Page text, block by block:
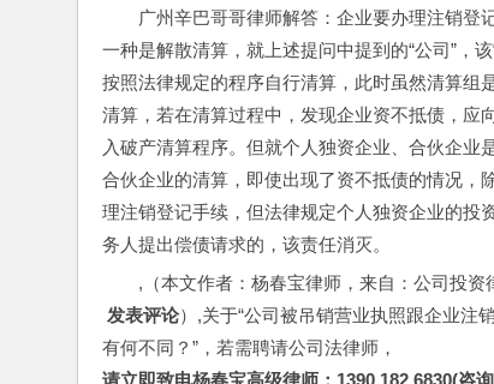
广州辛巴哥哥律师解答：企业要办理注销登
一种是解散清算，就上述提问中提到的“公司”，
按照法律规定的程序自行清算，此时虽然清算组
清算，若在清算过程中，发现企业资不抵债，应
入破产清算程序。但就个人独资企业、合伙企业
合伙企业的清算，即使出现了资不抵债的情况，
理注销登记手续，但法律规定个人独资企业的投
务人提出偿债请求的，该责任消灭。
,（本文作者：杨春宝律师，来自：公司投资
发表评论）,关于“公司被吊销营业执照跟企业注
有何不同？”，若需聘请公司法律师，
请立即致电杨春宝高级律师：1390 182 6830(咨